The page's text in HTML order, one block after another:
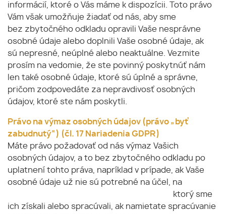
informácií, ktoré o Vás máme k dispozícii. Toto právo
Vám však umožňuje žiadať od nás, aby sme
bez zbytočného odkladu opravili Vaše nesprávne
osobné údaje alebo doplnili Vaše osobné údaje, ak
sú nepresné, neúplné alebo neaktuálne. Vezmite
prosím na vedomie, že ste povinný poskytnúť nám
len také osobné údaje, ktoré sú úplné a správne,
pričom zodpovedáte za nepravdivosť osobných
údajov, ktoré ste nám poskytli.
Právo na výmaz osobných údajov (právo „byť
zabudnutý“) (čl. 17 Nariadenia GDPR)
Máte právo požadovať od nás výmaz Vašich
osobných údajov, a to bez zbytočného odkladu po
uplatnení tohto práva, napríklad v prípade, ak Vaše
osobné údaje už nie sú potrebné na účel, na
ktorý sme
ich získali alebo spracúvali, ak namietate spracúvanie